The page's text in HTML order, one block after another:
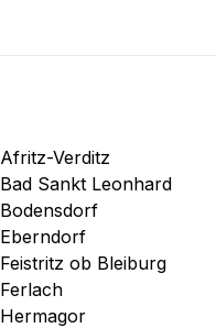
Afritz-Verditz
Bad Sankt Leonhard
Bodensdorf
Eberndorf
Feistritz ob Bleiburg
Ferlach
Hermagor